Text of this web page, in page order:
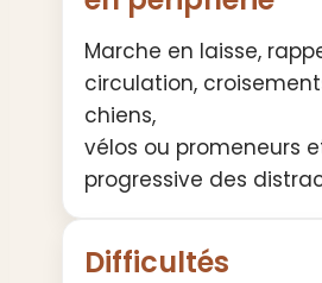
Marche en laisse,
circulation,
chiens,
vélos ou promeneurs
progressive des
Difficultés